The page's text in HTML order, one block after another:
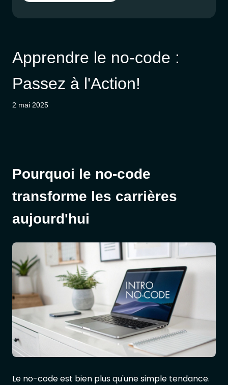
Apprendre le no-code :
Passez à l'Action!
2 mai 2025
Pourquoi le no-code
transforme les carrières
aujourd'hui
Le no-code est bien plus qu'une simple tendance.